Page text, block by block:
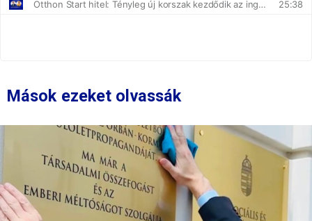
Mások ezeket olvassák